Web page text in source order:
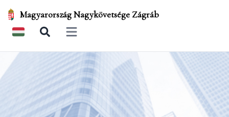
Magyarország Nagykövetsége Zágráb
Open main menu